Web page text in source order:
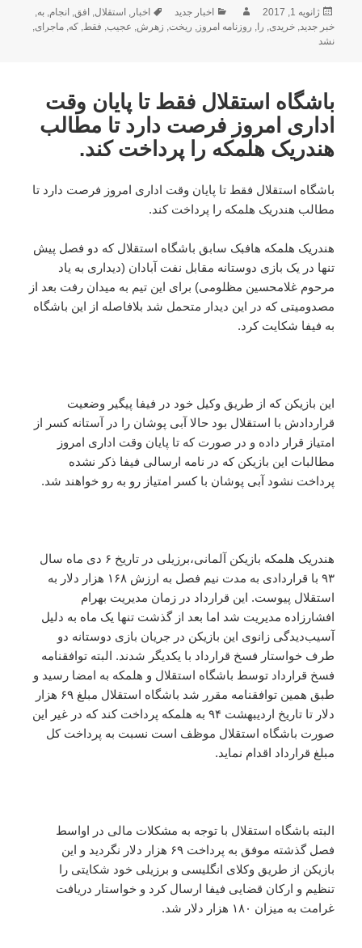
ارسال
شده
در
ژانویه 1, 2017 نویسندهدسته‌ها
اخبار جدید برچسب‌ها
اخبار, استقلال, افق, انجام,به,
خبر جدید,خریدی, را, روزنامه امروز, ریخت, زهرش, عجیب, فقط,که,ماجرای,
نشد
باشگاه استقلال فقط تا پایان وقت
اداری امروز فرصت دارد تا مطالب
هندریک هلمکه را پرداخت کند.
باشگاه استقلال فقط تا پایان وقت اداری امروز فرصت دارد تا
مطالب هندریک هلمکه را پرداخت کند.
هندریک هلمکه هافبک سابق باشگاه استقلال که دو فصل پیش
تنها در یک بازی دوستانه مقابل نفت آبادان (دیداری به یاد
مرحوم غلامحسین مظلومی) برای این تیم به میدان رفت بعد از
مصدومیتی که در این دیدار متحمل شد بلافاصله از این باشگاه
به فیفا شکایت کرد.
این بازیکن که از طریق وکیل خود در فیفا پیگیر وضعیت
قراردادش با استقلال بود حالا آبی پوشان را در آستانه کسر از
امتیاز قرار داده و در صورت که تا پایان وقت اداری امروز
مطالبات این بازیکن که در نامه ارسالی فیفا ذکر نشده
پرداخت نشود آبی پوشان با کسر امتیاز رو به رو خواهند شد.
هندریک هلمکه بازیکن آلمانی،برزیلی در تاریخ ۶ دی ماه سال
۹۳ با قراردادی به مدت نیم فصل به ارزش ۱۶۸ هزار دلار به
استقلال پیوست. این قرارداد در زمان مدیریت بهرام
افشارزاده مدیریت شد اما بعد از گذشت تنها یک ماه به دلیل
آسیب‌دیدگی زانوی این بازیکن در جریان بازی دوستانه دو
طرف خواستار فسخ قرارداد با یکدیگر شدند. البته توافقنامه
فسخ قرارداد توسط باشگاه استقلال و هلمکه به امضا رسید و
طبق همین توافقنامه مقرر شد باشگاه استقلال مبلغ ۶۹ هزار
دلار تا تاریخ اردیبهشت ۹۴ به هلمکه پرداخت کند که در غیر این
صورت باشگاه استقلال موظف است نسبت به پرداخت کل
مبلغ قرارداد اقدام نماید.
البته باشگاه استقلال با توجه به مشکلات مالی در اواسط
فصل گذشته موفق به پرداخت ۶۹ هزار دلار نگردید و این
بازیکن از طریق وکلای انگلیسی و برزیلی خود شکایتی را
تنظیم و ارکان قضایی فیفا ارسال کرد و خواستار دریافت
غرامت به میزان ۱۸۰ هزار دلار شد.